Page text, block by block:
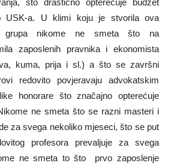
što drastično opterećuje budžet
USK-a. U klimi koju je stvorila ova
grupa nikome ne smeta što na
zaposlenih pravnika i ekonomista
kuma, prija i sl.) a što se završni
redovito povjeravaju advokatskim
honorare što značajno opterećuje
ne smeta što se razni masteri i
za svega nekoliko mjeseci, što se put
profesora prevaljuje za svega
ne smeta to što prvo zaposlenje